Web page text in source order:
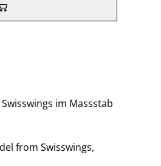
im Massstab
from Swisswings,